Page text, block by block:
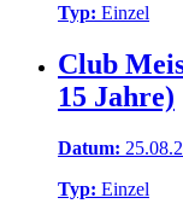
Typ: Einzel
Club
15 Jahre)
Datum:
Typ: Einzel